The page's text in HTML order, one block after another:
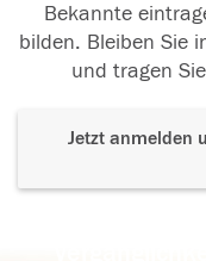
Bekannte
bilden. Bleiben Sie
und tragen
Jetzt anmelden